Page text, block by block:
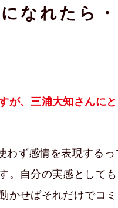
なれたら・
、三浦大知さんに
わず感情を表現する
。自分の実感として
かせばそれだけでコ